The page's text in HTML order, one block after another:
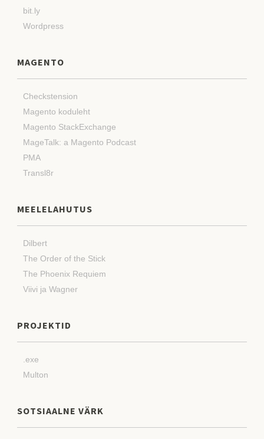
bit.ly
Wordpress
MAGENTO
Checkstension
Magento koduleht
Magento StackExchange
MageTalk: a Magento Podcast
PMA
Transl8r
MEELELAHUTUS
Dilbert
The Order of the Stick
The Phoenix Requiem
Viivi ja Wagner
PROJEKTID
.exe
Multon
SOTSIAALNE VÄRK